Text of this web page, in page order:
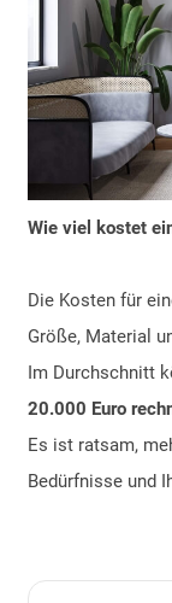
Wie viel kostet
Die Kosten für
Größe, Material
Im Durchschnitt
20.000 Euro
Es ist ratsam,
Bedürfnisse und